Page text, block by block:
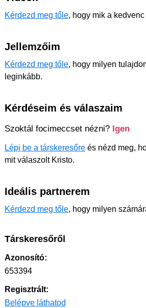
Kérdezd meg tőle, hogy mik a
Jellemzőim
Kérdezd meg tőle, hogy milyen
leginkább.
Kérdéseim és válaszaim
Szoktál focimeccset nézni? Igen
Lépj be a társkeresőre és nézd meg,
mit válaszolt Kristo.
Ideális partnerem
Kérdezd meg tőle, hogy milyen
Társkeresőről
Azonosító:
653394
Regisztrált:
Belépve láthatod